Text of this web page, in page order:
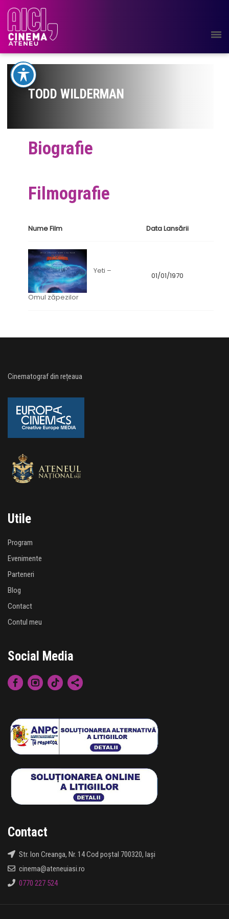
TODD WILDERMAN
Biografie
Filmografie
Nume Film Data Lansării
Yeti –
Omul zăpezilor
01/01/1970
Cinematograf din rețeaua
Utile
Program
Evenimente
Parteneri
Blog
Contact
Contul meu
Social Media
Contact
Str. Ion Creanga, Nr. 14 Cod poștal 700320, Iași
cinema@ateneuiasi.ro
0770 227 524